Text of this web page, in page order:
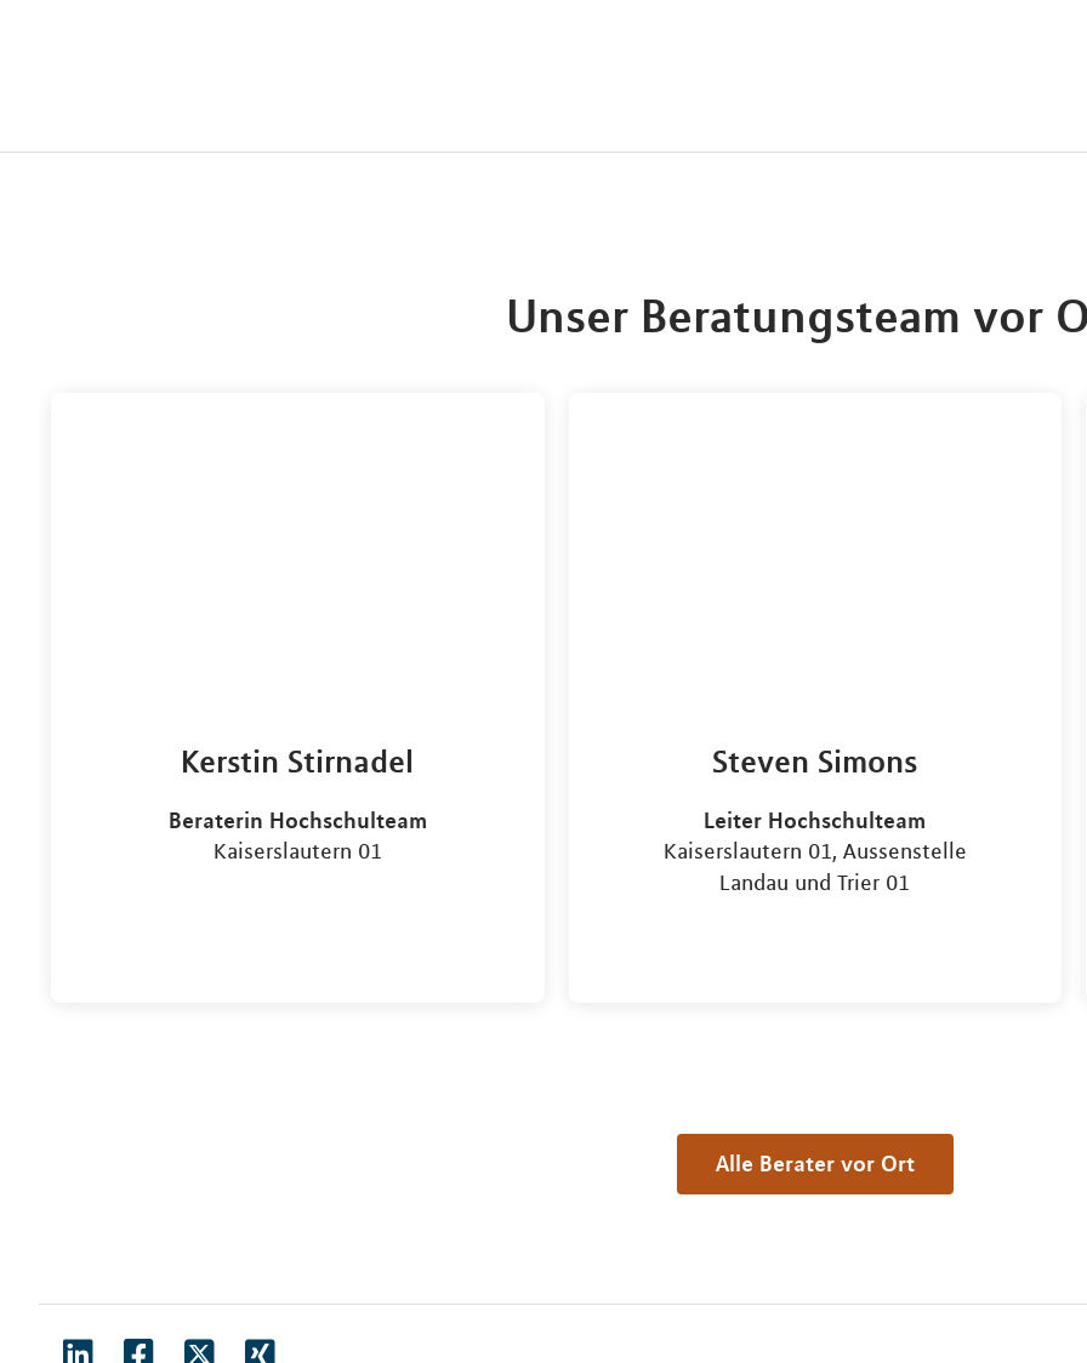
Unser Beratungsteam vor
Kerstin Stirnadel
Beraterin Hochschulteam
Kaiserslautern 01
Steven Simons
Leiter Hochschulteam
Kaiserslautern 01, Aussenstelle
Landau und Trier 01
Alle Berater vor Ort